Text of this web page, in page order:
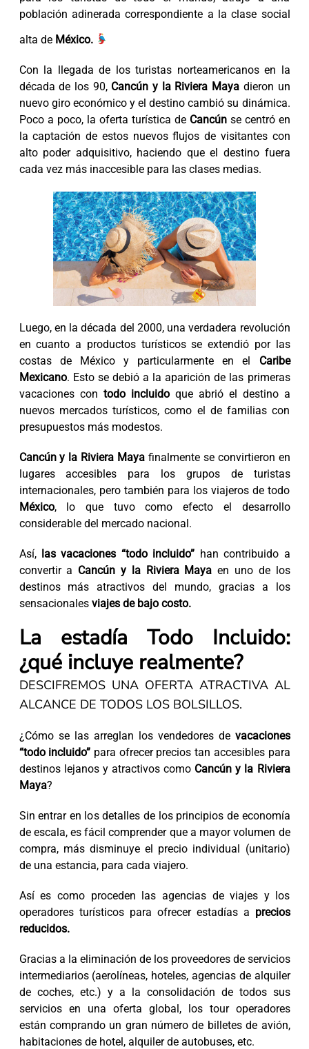
población adinerada correspondiente a la clase social
alta de México.
Con la llegada de los turistas norteamericanos en la
década de los 90, Cancún y la Riviera Maya dieron un
nuevo giro económico y el destino cambió su dinámica.
Poco a poco, la oferta turística de Cancúnse centró en
la captación de estos nuevos flujos de visitantes con
alto poder adquisitivo, haciendo que el destino fuera
cada vez más inaccesible para las clases medias.
Luego, en la década del 2000, una verdadera revolución
en cuanto a productos turísticos se extendió por las
costas de México y particularmente en el Caribe
Mexicano. Esto se debió a la aparición de las primeras
vacaciones con todo incluidoque abrió el destino a
nuevos mercados turísticos, como el de familias con
presupuestos más modestos.
Cancún y la Riviera Maya finalmente se convirtieron en
lugares accesibles para los grupos de turistas
internacionales, pero también para los viajeros de todo
México, lo que tuvo como efecto el desarrollo
considerable del mercado nacional.
Así, las vacaciones “todo incluido” han contribuido a
convertir a Cancún y la Riviera Maya en uno de los
destinos más atractivos del mundo, gracias a los
sensacionales viajes de bajo costo.
La estadía Todo Incluido:
¿qué incluye realmente?
DESCIFREMOS UNA OFERTA ATRACTIVA AL
ALCANCE DE TODOS LOS BOLSILLOS.
¿Cómo se las arreglan los vendedores de vacaciones
“todo incluido” para ofrecer precios tan accesibles para
destinos lejanos y atractivos como Cancún y la Riviera
Maya?
Sin entrar en los detalles de los principios de economía
de escala, es fácil comprender que a mayor volumen de
compra, más disminuye el precio individual (unitario)
de una estancia, para cada viajero.
Así es como proceden las agencias de viajes y los
operadores turísticos para ofrecer estadías a precios
reducidos.
Gracias a la eliminación de los proveedores de servicios
intermediarios (aerolíneas, hoteles, agencias de alquiler
de coches, etc.) y a la consolidación de todos sus
servicios en una oferta global, los tour operadores
están comprando un gran número de billetes de avión,
habitaciones de hotel, alquiler de autobuses, etc.